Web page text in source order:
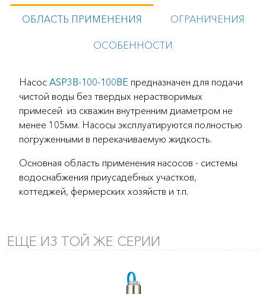
ОБЛАСТЬ ПРИМЕНЕНИЯ ОГРАНИЧЕНИЯ
ОСОБЕННОСТИ
Насос ASP3B-100-100BE предназначен для подачи
чистой воды без твердых нерастворимых
примесей из скважин внутренним диаметром не
менее 105мм. Насосы эксплуатируются полностью
погруженными в перекачиваемую жидкость.
Основная область применения насосов - системы
водоснабжения приусадебных участков,
коттеджей, фермерских хозяйств и т.п.
ЕЩЕ ИЗ ТОЙ ЖЕ СЕРИИ